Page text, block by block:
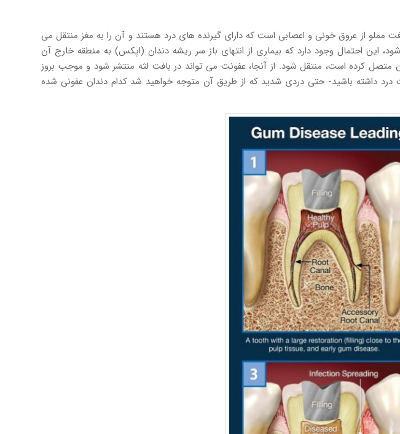
از عروق خونی و اعصابی است که دارای گیرنده های درد هستند و آن را به مغز منتقل می
احتمال وجود دارد که بیماری از انتهای باز سر ریشه دندان (اپکس) به منطقه خارج آن
متصل کرده است، منتقل شود. از آنجا، عفونت می تواند در بافت لثه منتشر شود و موجب بروز
درد داشته باشید- حتی دردی شدید که از طریق آن متوجه خواهید شد کدام دندان عفونی شده